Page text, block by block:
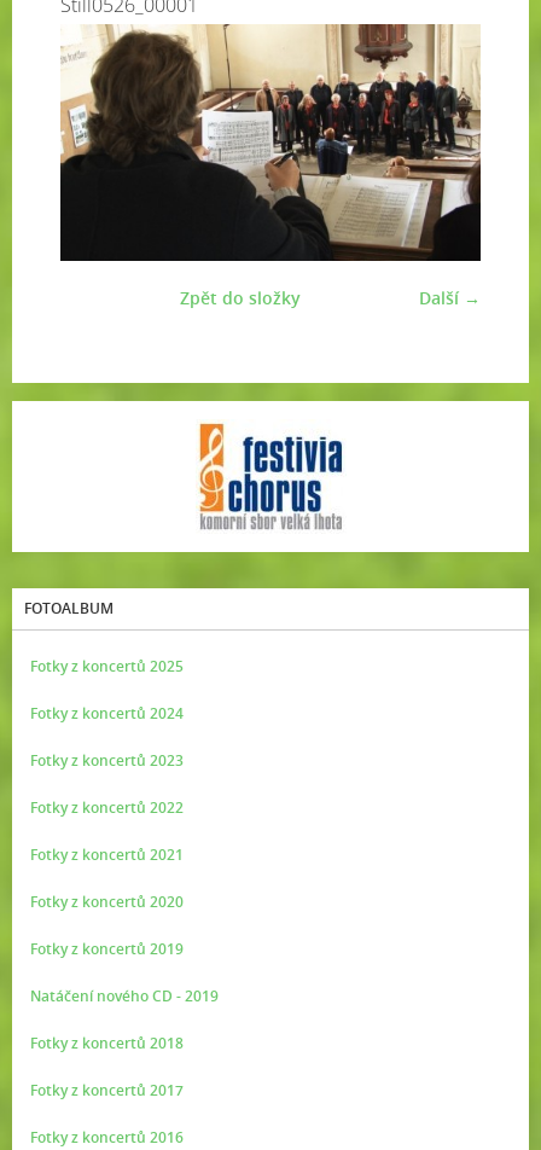
Další →
Zpět do složky
FOTOALBUM
Fotky z koncertů 2025
Fotky z koncertů 2024
Fotky z koncertů 2023
Fotky z koncertů 2022
Fotky z koncertů 2021
Fotky z koncertů 2020
Fotky z koncertů 2019
Natáčení nového CD - 2019
Fotky z koncertů 2018
Fotky z koncertů 2017
Fotky z koncertů 2016